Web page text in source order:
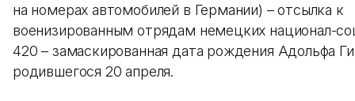
на номерах автомобилей в Германии) – отсылка к
военизированным отрядам немецких национал-
420 – замаскированная дата рождения Адольфа
родившегося 20 апреля.